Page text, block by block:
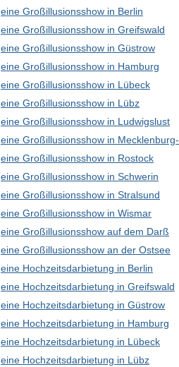
eine Großillusionsshow in Berlin
eine Großillusionsshow in Greifswald
eine Großillusionsshow in Güstrow
eine Großillusionsshow in Hamburg
eine Großillusionsshow in Lübeck
eine Großillusionsshow in Lübz
eine Großillusionsshow in Ludwigslust
eine Großillusionsshow in
eine Großillusionsshow in Rostock
eine Großillusionsshow in Schwerin
eine Großillusionsshow in Stralsund
eine Großillusionsshow in Wismar
eine Großillusionsshow auf dem Darß
eine Großillusionsshow an der Ostsee
eine Hochzeitsdarbietung in Berlin
eine Hochzeitsdarbietung in Greifswald
eine Hochzeitsdarbietung in Güstrow
eine Hochzeitsdarbietung in Hamburg
eine Hochzeitsdarbietung in Lübeck
eine Hochzeitsdarbietung in Lübz